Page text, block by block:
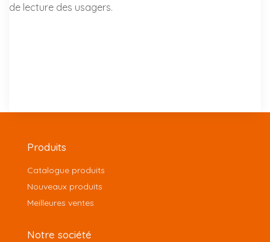
de lecture des usagers.
Produits
Catalogue produits
Nouveaux produits
Meilleures ventes
Notre société